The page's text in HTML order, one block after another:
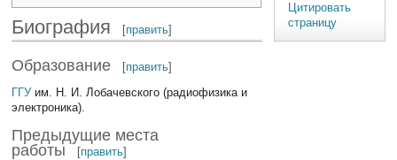
Биография [править]
Образование [править]
ГГУим. Н. И. Лобачевского (радиофизика и
электроника).
Предыдущие места
работы
[править]
Цитировать
страницу